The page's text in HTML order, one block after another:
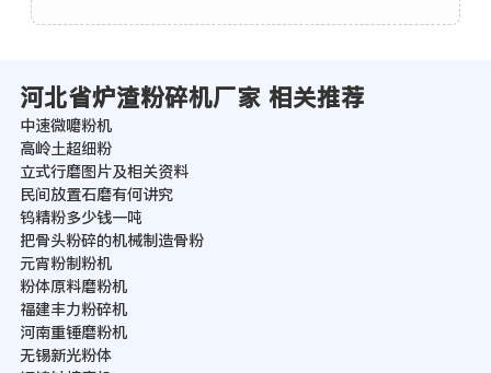
河北省炉渣粉碎机厂家 相关推荐
中速微嚰粉机
高岭土超细粉
立式行磨图片及相关资料
民间放置石磨有何讲究
钨精粉多少钱一吨
把骨头粉碎的机械制造骨粉
元宵粉制粉机
粉体原料磨粉机
福建丰力粉碎机
河南重锤磨粉机
无锡新光粉体